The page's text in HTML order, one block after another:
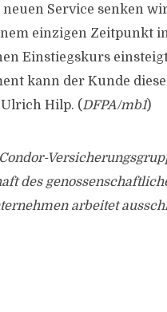
Service senken wir
einzigen Zeitpunkt
Einstiegskurs
kann der Kunde
Hilp. (DFPA/mb1)
des
arbeitet